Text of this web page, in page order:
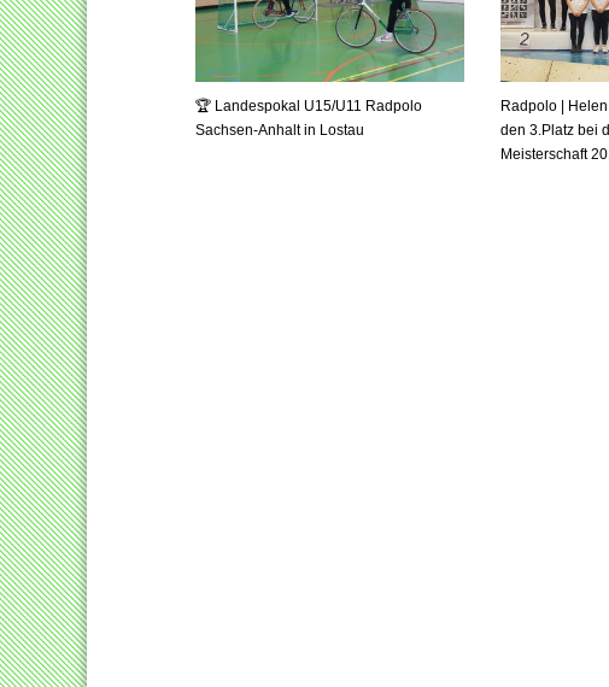
🏆 Landespokal U15/U11 Radpolo
Sachsen-Anhalt in Lostau
Radpolo |
den 3.Platz bei
Meisterschaft